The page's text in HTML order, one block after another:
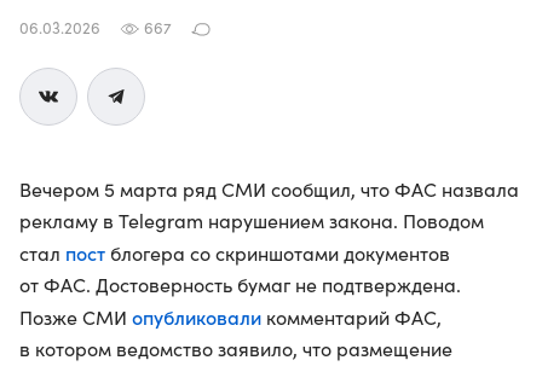
06.03.2026 667
Вечером 5 марта ряд СМИ сообщил, что ФАС назвала
рекламу в Telegram нарушением закона. Поводом
стал пост блогера со скриншотами документов
от ФАС. Достоверность бумаг не подтверждена.
Позже СМИ опубликовали комментарий ФАС,
в котором ведомство заявило, что размещение